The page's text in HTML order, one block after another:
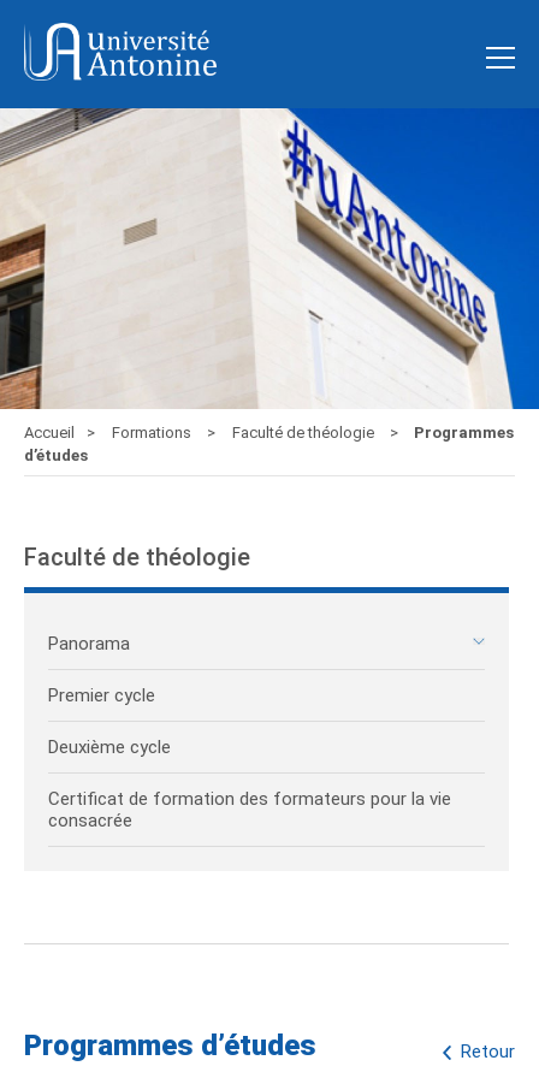
Accueil Formations Faculté de théologie
Programmes
d’études
Faculté de théologie
Panorama
Premier cycle
Deuxième cycle
Certificat de formation des formateurs pour la vie
consacrée
Retour
Programmes d’études